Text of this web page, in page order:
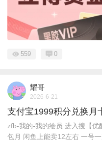
559 0
耀哥
2026-6-21
支付宝1999积分兑换月
zfb-我的-我的绘员 进入搜【
包月 闲鱼上能卖12左右 一号一